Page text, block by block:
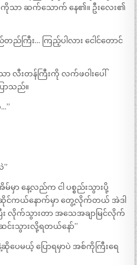
သာ ဆက်သောက် နေ၏။ ဦးလေး၏
ကြီး… ကြည့်ပါလား ငေါင်တောင်
ော လီးတန်ကြီးကို လက်ဖဝါးပေါ်
ာသည်။
မ်မှာ နေ့လည်က ငါ ပစ္စည်းသွားပို့
င်ကယ်နောက်မှာ တွေ့လိုက်တယ် အဲဒါ
ြီး လိုက်သွားတာ အသေအချာမြင်လိုက်
ဆင်းသွားလို့ရတယ်နော်”
ပေမယ့် ပြောရမှာပဲ အစ်ကိုကြီးရေ